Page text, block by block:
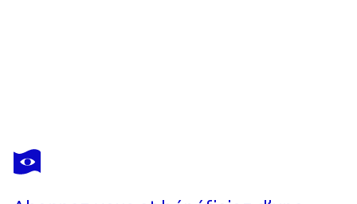
MARIA KIREEV
Israeli breakfast